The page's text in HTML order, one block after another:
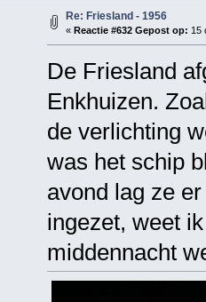
Re: Friesland - 1956
« Reactie #632 Gepost op: 15
De Friesland
Enkhuizen.
de verlichting
was het schip
avond lag ze
ingezet, weet
middennacht